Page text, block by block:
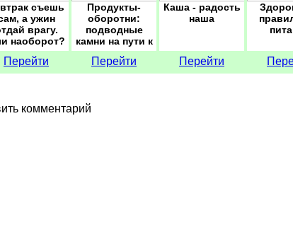
съешь
а ужин
врагу.
наоборот?
Перейти
Продукты-
оборотни:
подводные
камни на пути к
здоровому
образу жизни
Перейти
Каша - радость
наша
Перейти
комментарий